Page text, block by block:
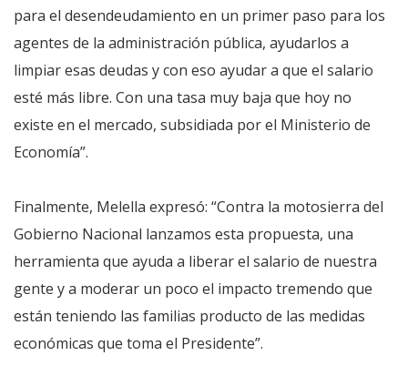
para el desendeudamiento en un primer paso para los
agentes de la administración pública, ayudarlos a
limpiar esas deudas y con eso ayudar a que el salario
esté más libre. Con una tasa muy baja que hoy no
existe en el mercado, subsidiada por el Ministerio de
Economía”.
Finalmente, Melella expresó: “Contra la motosierra del
Gobierno Nacional lanzamos esta propuesta, una
herramienta que ayuda a liberar el salario de nuestra
gente y a moderar un poco el impacto tremendo que
están teniendo las familias producto de las medidas
económicas que toma el Presidente”.